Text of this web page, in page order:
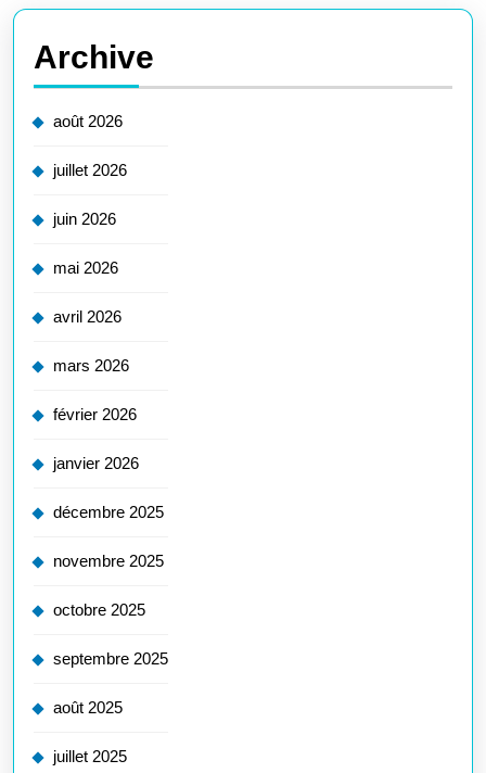
Archive
août 2026
juillet 2026
juin 2026
mai 2026
avril 2026
mars 2026
février 2026
janvier 2026
décembre 2025
novembre 2025
octobre 2025
septembre 2025
août 2025
juillet 2025